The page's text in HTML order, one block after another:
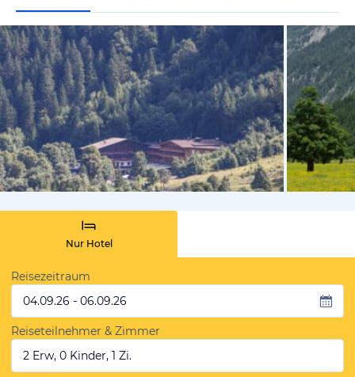
vom
Nur Hotel
Reisezeitraum
04.09.26 - 06.09.26
Reiseteilnehmer & Zimmer
2 Erw, 0 Kinder, 1 Zi.